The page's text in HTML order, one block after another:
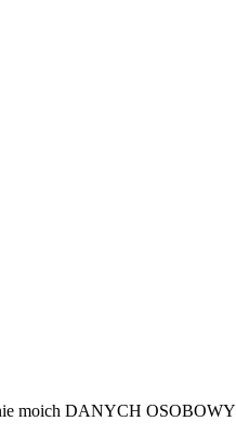
moich DANYCH